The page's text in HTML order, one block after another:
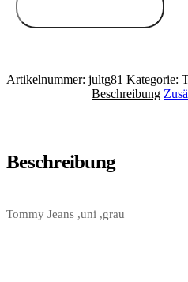
Artikelnummer: jultg81 Kategorie:
Beschreibung
Beschreibung
Tommy Jeans ,uni ,grau